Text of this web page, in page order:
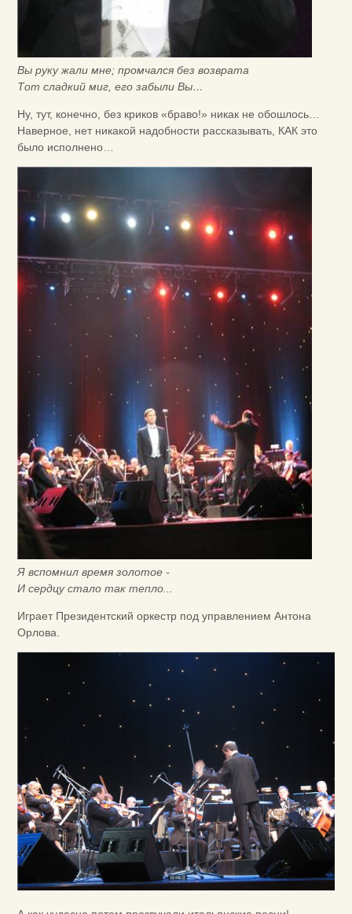
Вы руку жали мне; промчался без возврата
Тот сладкий миг, его забыли Вы…
Ну, тут, конечно, без криков «браво!» никак не обошлось…
Наверное, нет никакой надобности рассказывать, КАК это
было исполнено…
Я вспомнил время золотое -
И сердцу стало так тепло...
Играет Президентский оркестр под управлением Антона
Орлова.